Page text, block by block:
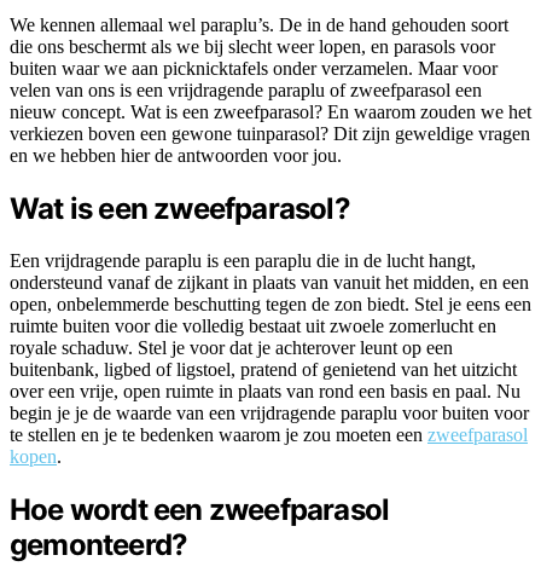
We kennen allemaal wel paraplu’s. De in de hand gehouden soort
die ons beschermt als we bij slecht weer lopen, en parasols voor
buiten waar we aan picknicktafels onder verzamelen. Maar voor
velen van ons is een vrijdragende paraplu of zweefparasol een
nieuw concept. Wat is een zweefparasol? En waarom zouden we het
verkiezen boven een gewone tuinparasol? Dit zijn geweldige vragen
en we hebben hier de antwoorden voor jou.
Wat is een zweefparasol?
Een vrijdragende paraplu is een paraplu die in de lucht hangt,
ondersteund vanaf de zijkant in plaats van vanuit het midden, en een
open, onbelemmerde beschutting tegen de zon biedt. Stel je eens een
ruimte buiten voor die volledig bestaat uit zwoele zomerlucht en
royale schaduw. Stel je voor dat je achterover leunt op een
buitenbank, ligbed of ligstoel, pratend of genietend van het uitzicht
over een vrije, open ruimte in plaats van rond een basis en paal. Nu
begin je je de waarde van een vrijdragende paraplu voor buiten voor
te stellen en je te bedenken waarom je zou moeten een zweefparasol
kopen.
Hoe wordt een zweefparasol
gemonteerd?